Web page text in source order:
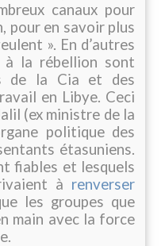
canaux pour
pour en savoir plus
». En d’autres
la rébellion sont
de la Cia et des
en Libye. Ceci
(ex ministre de la
politique des
étasuniens.
fiables et lesquels
à renverser
les groupes que
main avec la force